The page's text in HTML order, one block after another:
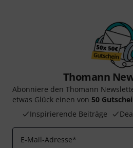
Thomann
Abonniere den Thomann
etwas Glück einen von 50
Inspirierende Beiträge
E-Mail-Adresse*